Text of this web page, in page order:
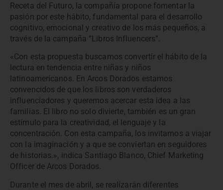
Receta del Futuro, la compañía propone fomentar la
pasión por este hábito, fundamental para el desarrollo
cognitivo, emocional y creativo de los más pequeños, a
través de la campaña “Libros Influencers”.
«Con esta propuesta buscamos convertir el hábito de la
lectura en tendencia entre niñas y niños
latinoamericanos. En Arcos Dorados estamos
convencidos de que los libros son verdaderos
influenciadores y queremos acercar esta idea a las
familias. El libro no solo divierte, también es un gran
estímulo para la creatividad, el lenguaje y la
concentración. Con esta campaña, los invitamos a viajar
con la imaginación y a que se conviertan en seguidores
de historias.», indica Santiago Blanco, Chief Marketing
Officer de Arcos Dorados.
Durante el mes de abril, se realizarán diferentes